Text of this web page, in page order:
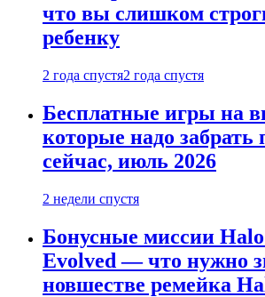
что вы слишком
ребенку
2 года спустя2 года спустя
Бесплатные игры на
которые надо забрать
сейчас, июль 2026
2 недели спустя
Бонусные миссии
Evolved — что нужно
новшестве ремейка